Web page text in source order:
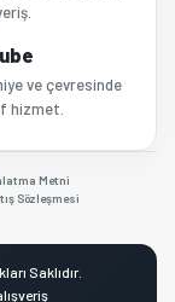
ve çevresinde
hizmet.
Metni
Sözleşmesi
Saklıdır.